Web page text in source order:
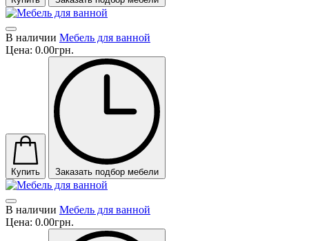
В наличии Мебель для ванной
Цена: 0.00грн.
Купить Заказать подбор мебели
В наличии Мебель для ванной
Цена: 0.00грн.